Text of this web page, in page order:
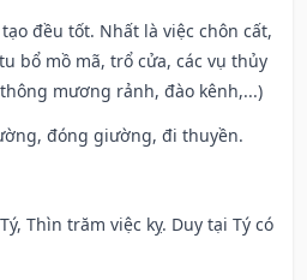
đều tốt. Nhất là việc chôn cất,
bổ mồ mã, trổ cửa, các vụ thủy
mương rảnh, đào kênh,...)
đóng giường, đi thuyền.
Thìn trăm việc kỵ. Duy tại Tý có